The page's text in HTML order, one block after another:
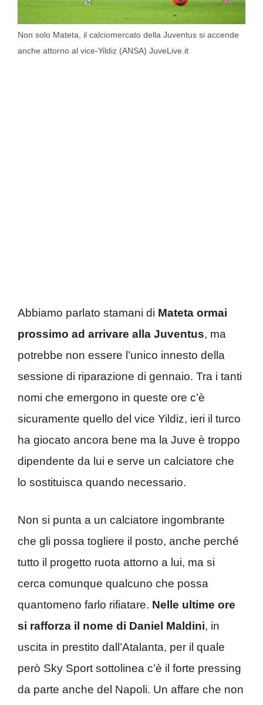
Non solo Mateta, il calciomercato della Juventus si accende
anche attorno al vice-Yildiz (ANSA) JuveLive.it
Abbiamo parlato stamani di Mateta ormai
prossimo ad arrivare alla Juventus, ma
potrebbe non essere l’unico innesto della
sessione di riparazione di gennaio. Tra i tanti
nomi che emergono in queste ore c’è
sicuramente quello del vice Yildiz, ieri il turco
ha giocato ancora bene ma la Juve è troppo
dipendente da lui e serve un calciatore che
lo sostituisca quando necessario.
Non si punta a un calciatore ingombrante
che gli possa togliere il posto, anche perché
tutto il progetto ruota attorno a lui, ma si
cerca comunque qualcuno che possa
quantomeno farlo rifiatare. Nelle ultime ore
si rafforza il nome di Daniel Maldini, in
uscita in prestito dall’Atalanta, per il quale
però Sky Sport sottolinea c’è il forte pressing
da parte anche del Napoli. Un affare che non